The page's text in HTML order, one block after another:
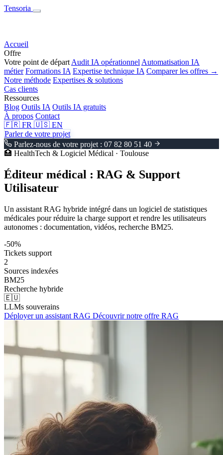
Tensoria
Accueil
Offre
Votre point de départ Audit IA opérationnel Automatisation IA
métier Formations IA Expertise technique IA Comparer les offres →
Notre méthode Expertises & solutions
Cas clients
Ressources
Blog Outils IA Outils IA gratuits
À propos Contact
🇫🇷 FR 🇺🇸 EN
Parler de votre projet
Parlez-nous de votre projet : 07 82 80 51 40
🏥 HealthTech & Logiciel Médical · Toulouse
Éditeur médical : RAG & Support
Utilisateur
Un assistant RAG hybride intégré dans un logiciel de statistiques
médicales pour réduire la charge support et rendre les utilisateurs
autonomes : documentation, vidéos, recherche BM25.
-50%
Tickets support
2
Sources indexées
BM25
Recherche hybride
🇪🇺
LLMs souverains
Déployer un assistant RAG Découvrir notre offre RAG